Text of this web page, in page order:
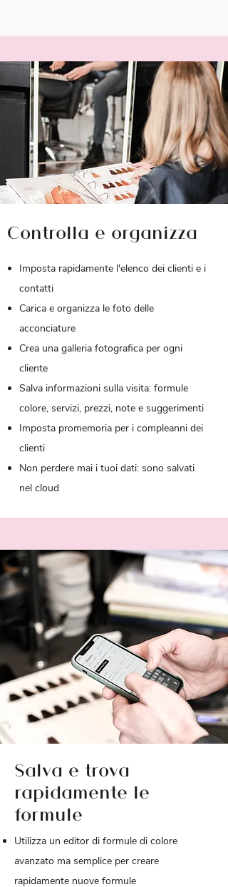
Controlla e organizza
Imposta rapidamente l'elenco dei clienti e i
contatti
Carica e organizza le foto delle
acconciature
Crea una galleria fotografica per ogni
cliente
Salva informazioni sulla visita: formule
colore, servizi, prezzi, note e suggerimenti
Imposta promemoria per i compleanni dei
clienti
Non perdere mai i tuoi dati: sono salvati
nel cloud
Salva e trova
rapidamente le
formule
Utilizza un editor di formule di colore
avanzato ma semplice per creare
rapidamente nuove formule